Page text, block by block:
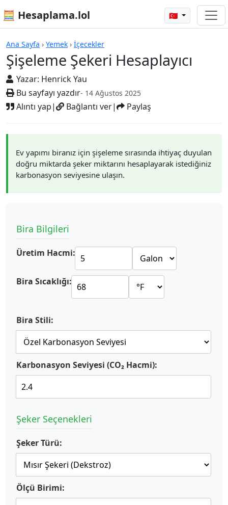
🧮 Hesaplama.lol 🇹🇷
Ana Sayfa › Yemek › İçecekler
Şişeleme Şekeri Hesaplayıcı
Yazar: Henrick Yau
Bu sayfayı yazdır- 14 Ağustos 2025
Alıntı yap| Bağlantı ver| Paylaş
Hesap Makineleri
Ev yapımı biranız için şişeleme sırasında ihtiyaç duyulan
doğru miktarda şeker miktarını hesaplayarak istediğiniz
karbonasyon seviyesine ulaşın.
Bira Bilgileri
Üretim Hacmi:
Bira Sıcaklığı:
Bira Stili:
Karbonasyon Seviyesi (CO₂ Hacmi):
Şeker Seçenekleri
Şeker Türü:
Ölçü Birimi: